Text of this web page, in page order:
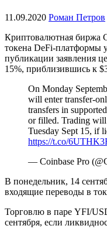
11.09.2020 Роман Петров
Криптовалютная биржа
токена DeFi-платформы
публикации заявления
15%, приблизившись к
On Monday
will enter transfer-
transfers in
or filled. Trading
Tuesday Sept 15, if
https://t.co/
— Coinbase Pro
В понедельник, 14
входящие переводы в
Торговлю в паре YFI/
сентября, если